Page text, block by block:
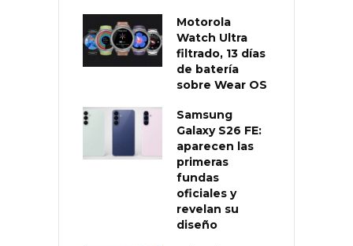
Motorola
Watch Ultra
filtrado, 13 días
de batería
sobre Wear OS
Samsung
Galaxy S26 FE:
aparecen las
primeras
fundas
oficiales y
revelan su
diseño